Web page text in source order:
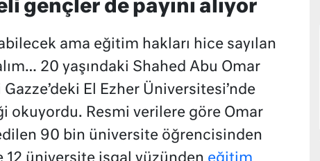
gençler de payını alıyor
ama eğitim hakları hice sayılan
20 yaşındaki Shahed Abu Omar
El Ezher Üniversitesi’nde
okuyordu. Resmi verilere göre Omar
90 bin üniversite öğrencisinden